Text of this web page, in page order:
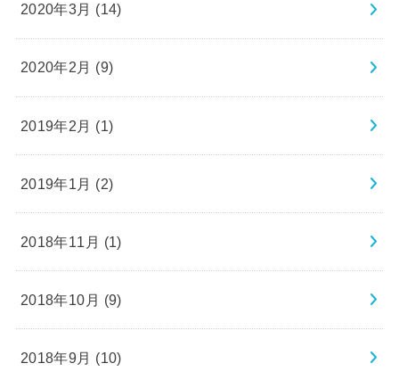
2020年3月 (14)
2020年2月 (9)
2019年2月 (1)
2019年1月 (2)
2018年11月 (1)
2018年10月 (9)
2018年9月 (10)